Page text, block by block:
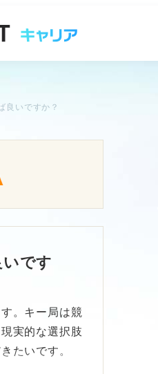
良いですか？
です
。キー局は競
実的な選択肢
たいです。